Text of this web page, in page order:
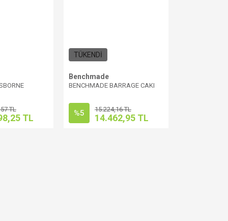
TL
TL
TÜKENDİ
Benchmade
BENCHMADE BARRAGE CAKI
%5 15.224,16 TL
14.462,95 TL